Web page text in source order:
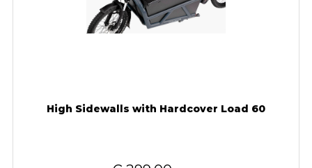
High Sidewalls with Hardcover Load 60